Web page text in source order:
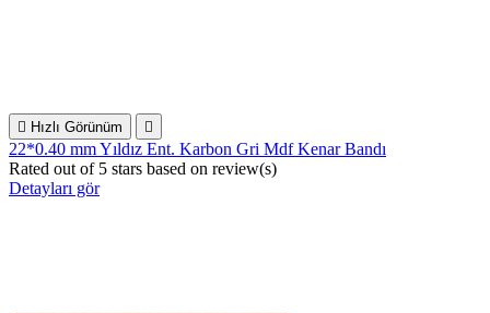
 Hızlı Görünüm 
22*0.40 mm Yıldız Ent. Karbon Gri Mdf Kenar Bandı
Rated out of 5 stars based on review(s)
Detayları gör